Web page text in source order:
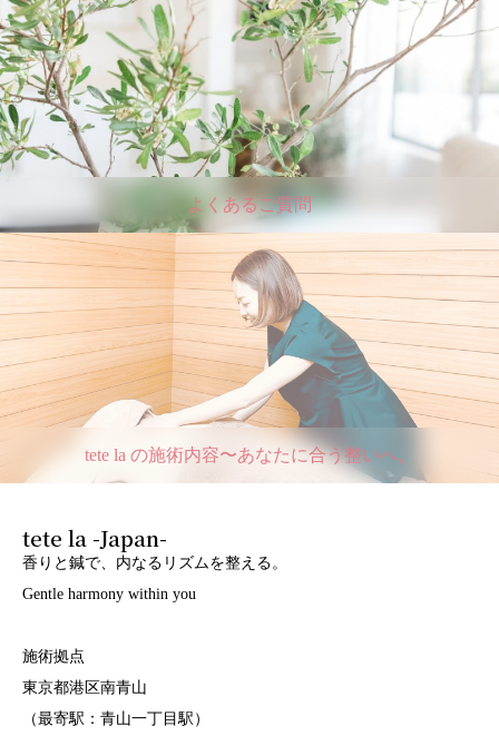
よくあるご質問
tete la の施術内容〜あなたに合う整いへ。
tete la -Japan-
香りと鍼で、内なるリズムを整える。
Gentle harmony within you
施術拠点
東京都港区南青山
（最寄駅：青山一丁目駅）